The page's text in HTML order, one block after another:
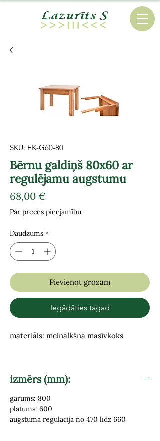
SKU: EK-G60-80
Bērnu galdiņš 80x60 ar
regulējamu augstumu
68,00 €Cena
Par preces pieejamību
Daudzums *
Pievienot grozam
Iegādāties tagad
materiāls: melnalkšņa masīvkoks
izmērs (mm):
garums: 800
platums: 600
augstuma regulācija no 470 līdz 660